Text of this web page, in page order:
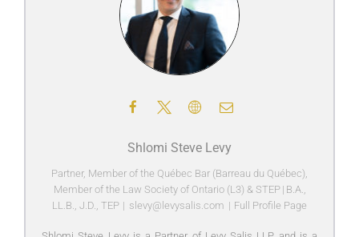
Shlomi Steve Levy
Partner, Member of the Québec Bar (Barreau du Québec),
Member of the Law Society of Ontario (L3) & STEP | B.A.,
LL.B., J.D., TEP | slevy@levysalis.com | Full Profile Page